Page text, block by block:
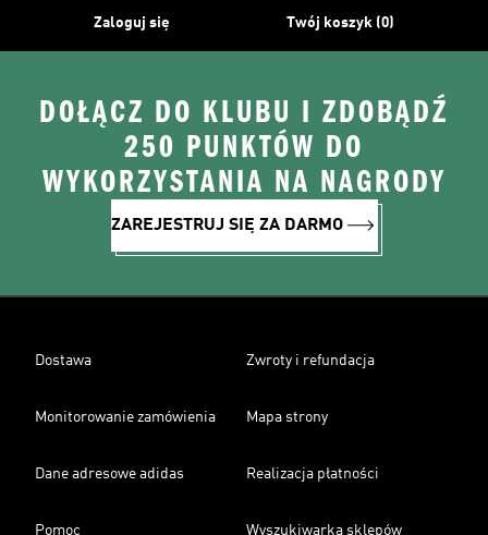
Zaloguj się Twój koszyk (0)
DOŁĄCZ DO KLUBU I ZDOBĄDŹ
250 PUNKTÓW DO
WYKORZYSTANIA NA NAGRODY
ZAREJESTRUJ SIĘ ZA DARMO
Dostawa Zwroty i refundacja
Monitorowanie zamówienia Mapa strony
Dane adresowe adidas Realizacja płatności
Pomoc Wyszukiwarka sklepów